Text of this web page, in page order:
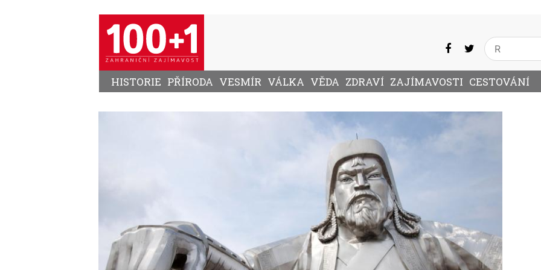
HISTORIE PŘÍRODA VESMÍR VÁLKA VĚDA ZDRAVÍ ZAJÍMAVOSTI CESTOVÁNÍ